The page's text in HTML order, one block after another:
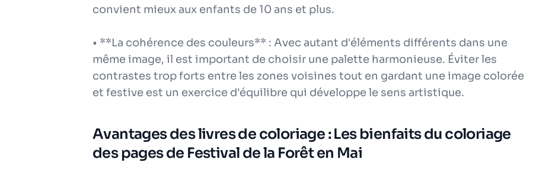
convient mieux aux enfants de 10 ans et plus.
• **La cohérence des couleurs** : Avec autant d'éléments différents dans une
même image, il est important de choisir une palette harmonieuse. Éviter les
contrastes trop forts entre les zones voisines tout en gardant une image colorée
et festive est un exercice d'équilibre qui développe le sens artistique.
Avantages des livres de coloriage : Les bienfaits du coloriage
des pages de Festival de la Forêt en Mai